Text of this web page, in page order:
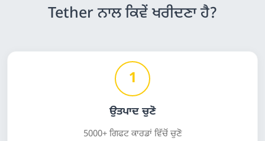
Tether ਨਾਲ ਕਿਵੇਂ ਖਰੀਦਣਾ ਹੈ?
1
ਉਤਪਾਦ ਚੁਣੋ
5000+ ਗਿਫਟ ਕਾਰਡਾਂ ਵਿੱਚੋਂ ਚੁਣੋ